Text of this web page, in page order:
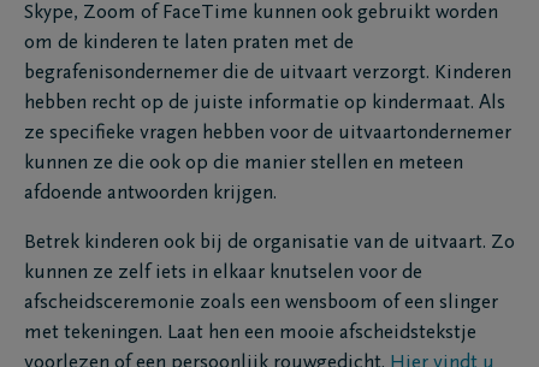
Skype, Zoom of FaceTime kunnen ook gebruikt worden
om de kinderen te laten praten met de
begrafenisondernemer die de uitvaart verzorgt. Kinderen
hebben recht op de juiste informatie op kindermaat. Als
ze specifieke vragen hebben voor de uitvaartondernemer
kunnen ze die ook op die manier stellen en meteen
afdoende antwoorden krijgen.
Betrek kinderen ook bij de organisatie van de uitvaart. Zo
kunnen ze zelf iets in elkaar knutselen voor de
afscheidsceremonie zoals een wensboom of een slinger
met tekeningen. Laat hen een mooie afscheidstekstje